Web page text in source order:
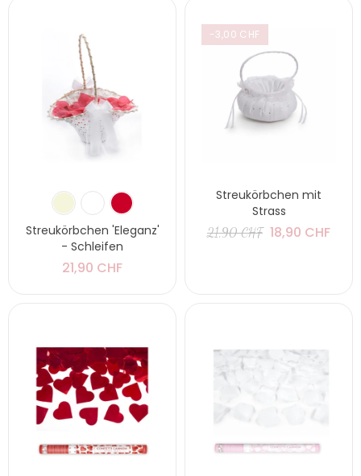
Streukörbchen 'Eleganz'
- Schleifen
21,90 CHF
-3,00 CHF
Streukörbchen mit
Strass
21,90 CHF 18,90 CHF